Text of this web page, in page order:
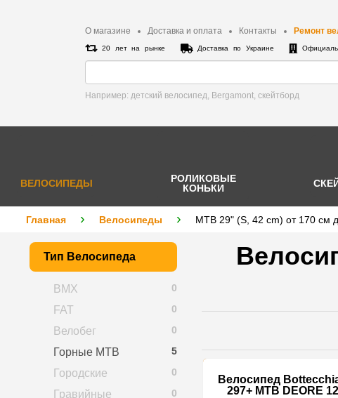
О магазине Доставка и оплата Контакты Ремонт
20 лет на рынке Доставка по Украине
Например: детский велосипед, Bergamont, cкейтборд
ВЕЛОСИПЕДЫ
РОЛИКОВЫЕ
КОНЬКИ
Главная Велосипеды MTB 29" (S, 42 cm) от 170 см
Велосипед
297+ MTB DEORE
Тип Велосипеда
0
BMX
0
FAT
0
Велобег
5
Горные MTB
0
Городские
0
Гравийные